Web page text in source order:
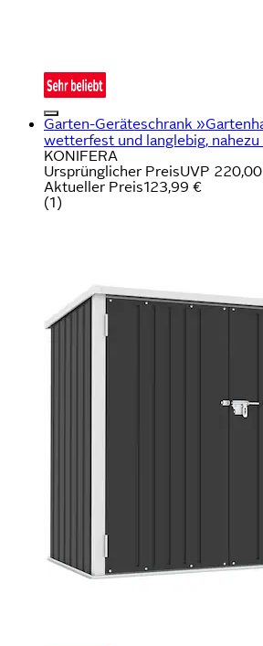
Garten-Geräteschrank
wetterfest und langlebig,
KONIFERA
Ursprünglicher PreisUVP
Aktueller Preis123,99 €
(1)